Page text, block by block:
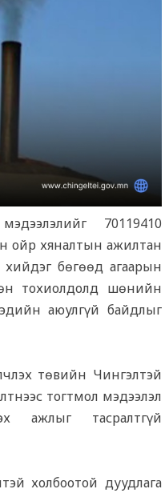
70119410
ойр хяналтын ажилтан
бөгөөд агаарын
тохиолдолд шөнийн
аюулгүй байдлыг
төвийн Чингэлтэй
тогтмол мэдээлэл
ажлыг тасралтгүй
холбоотой дуудлага